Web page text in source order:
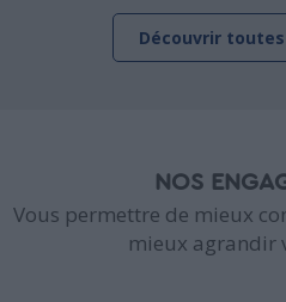
Découvrir
NOS
Vous permettre de mieux
mieux agrandir